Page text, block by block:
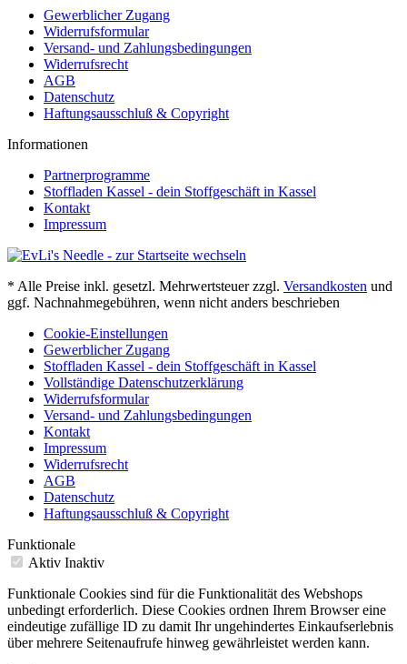
Gewerblicher Zugang
Widerrufsformular
Versand- und Zahlungsbedingungen
Widerrufsrecht
AGB
Datenschutz
Haftungsausschluß & Copyright
Informationen
Partnerprogramme
Stoffladen Kassel - dein Stoffgeschäft in Kassel
Kontakt
Impressum
* Alle Preise inkl. gesetzl. Mehrwertsteuer zzgl. Versandkosten und
ggf. Nachnahmegebühren, wenn nicht anders beschrieben
Cookie-Einstellungen
Gewerblicher Zugang
Stoffladen Kassel - dein Stoffgeschäft in Kassel
Vollständige Datenschutzerklärung
Widerrufsformular
Versand- und Zahlungsbedingungen
Kontakt
Impressum
Widerrufsrecht
AGB
Datenschutz
Haftungsausschluß & Copyright
Funktionale
Aktiv Inaktiv
Funktionale Cookies sind für die Funktionalität des Webshops
unbedingt erforderlich. Diese Cookies ordnen Ihrem Browser eine
eindeutige zufällige ID zu damit Ihr ungehindertes Einkaufserlebnis
über mehrere Seitenaufrufe hinweg gewährleistet werden kann.